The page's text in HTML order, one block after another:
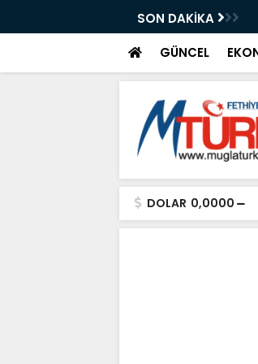
SON DAKİKA
Film Yarışması İçin Başvurular
GÜNCEL
DOLAR 0,0000